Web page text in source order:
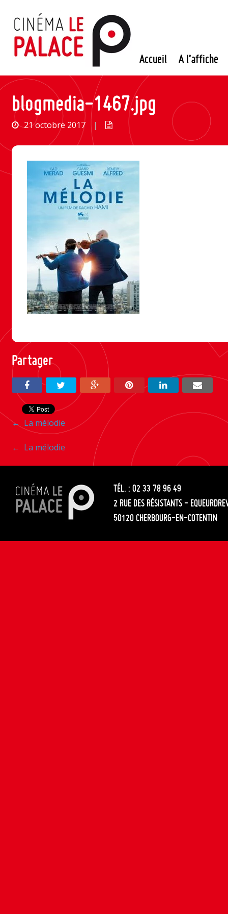
contenu
Accueil A l’affiche
blogmedia-1467.jpg
21 octobre 2017 |
Partager
Navigation
entre
les
articles
← La mélodie
Navigation
entre
les
articles
← La mélodie
TÉL. : 02 33 78 96 49
2 RUE DES RÉSISTANTS -
50120 CHERBOURG-EN-COTENTIN